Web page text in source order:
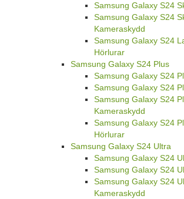
Samsung Galaxy S24
Samsung Galaxy S24
Kameraskydd
Samsung Galaxy S24
Hörlurar
Samsung Galaxy S24 Plus
Samsung Galaxy S24
Samsung Galaxy S24
Samsung Galaxy S24
Kameraskydd
Samsung Galaxy S24
Hörlurar
Samsung Galaxy S24 Ultra
Samsung Galaxy S24
Samsung Galaxy S24
Samsung Galaxy S24
Kameraskydd